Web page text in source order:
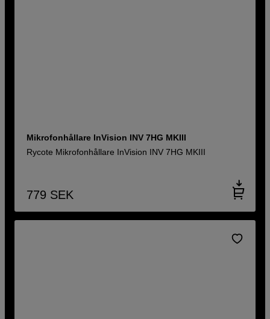
Mikrofonhållare InVision INV 7HG MKIII
Rycote Mikrofonhållare InVision INV 7HG MKIII
779 SEK